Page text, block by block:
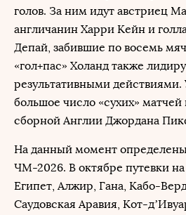
голов. За ним идут австриец
англичанин Харри Кейн и
Депай, забившие по восемь
«гол+пас» Холанд также
результативными действиями.
большое число «сухих» матчей
сборной Англии Джордана
На данный момент определены
ЧМ-2026. В октябре путевки
Египет, Алжир, Гана, Кабо-
Саудовская Аравия, Кот-